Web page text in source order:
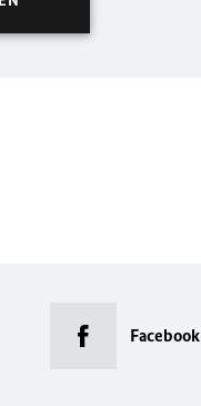
Facebook